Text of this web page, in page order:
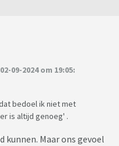
09-2024 om 19:05:
bedoel ik niet met
is altijd genoeg' .
Maar ons gevoel